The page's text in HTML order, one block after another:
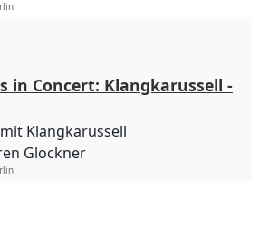
in Concert: Klangkarussell -
Klangkarussell
Glockner